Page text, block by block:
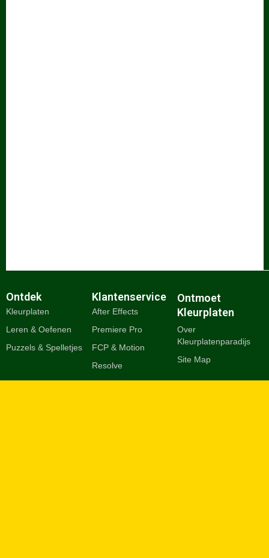
Ontdek
Kleurplaten
Leren & Oefenen
Puzzels & Spelletjes
Klantenservice
After Effects
Premiere Pro
FCP & Motion
Resolve
Ontmoet
Kleurplaten
Over
Kleurplatenparadijs
Site Map